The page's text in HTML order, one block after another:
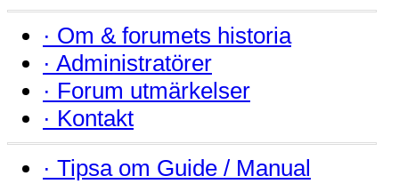
· Om & forumets historia
· Administratörer
· Forum utmärkelser
· Kontakt
· Tipsa om Guide / Manual